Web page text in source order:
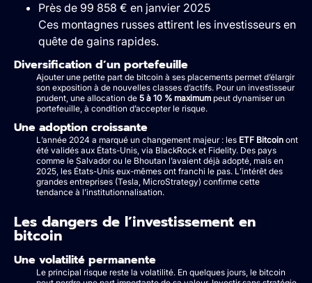
Près de 99 858 € en janvier 2025
Ces montagnes russes attirent les investisseurs en
quête de gains rapides.
Diversification d’un portefeuille
Ajouter une petite part de bitcoin à ses placements permet d’élargir
son exposition à de nouvelles classes d’actifs. Pour un investisseur
prudent, une allocation de 5 à 10 % maximum peut dynamiser un
portefeuille, à condition d’accepter le risque.
Une adoption croissante
L’année 2024 a marqué un changement majeur : les ETF Bitcoin ont
été validés aux États-Unis, via BlackRock et Fidelity. Des pays
comme le Salvador ou le Bhoutan l’avaient déjà adopté, mais en
2025, les États-Unis eux-mêmes ont franchi le pas. L’intérêt des
grandes entreprises (Tesla, MicroStrategy) confirme cette
tendance à l’institutionnalisation.
Les dangers de l’investissement en
bitcoin
Une volatilité permanente
Le principal risque reste la volatilité. En quelques jours, le bitcoin